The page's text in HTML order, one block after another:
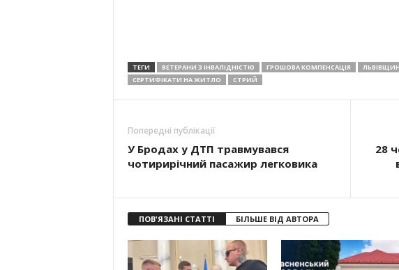
ТЕГИ ВЕТЕРАНИ З ІНВАЛІДНІСТЮ ГРОШОВА КОМПЕНСАЦІЯ
СЕРТИФІКАТИ НА ЖИТЛО
СТРИЙ
Попередні публікації
У Бродах у ДТП травмувався
чотирирічний пасажир легковика
28
ПОВ'ЯЗАНІ СТАТТІ БІЛЬШЕ ВІД АВТОРА